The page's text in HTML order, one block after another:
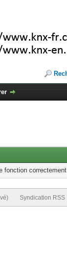
fonction
Syndication RSS